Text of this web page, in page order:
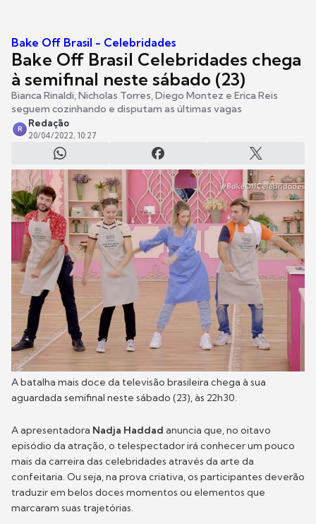
Bake Off Brasil - Celebridades
Bake Off Brasil Celebridades chega
à semifinal neste sábado (23)
Bianca Rinaldi, Nicholas Torres, Diego Montez e Erica Reis
seguem cozinhando e disputam as últimas vagas
R
Redação
20/04/2022, 10:27
A batalha mais doce da televisão brasileira chega à sua
aguardada semifinal neste sábado (23), às 22h30.
A apresentadora Nadja Haddad anuncia que, no oitavo
episódio da atração, o telespectador irá conhecer um pouco
mais da carreira das celebridades através da arte da
confeitaria. Ou seja, na prova criativa, os participantes deverão
traduzir em belos doces momentos ou elementos que
marcaram suas trajetórias.